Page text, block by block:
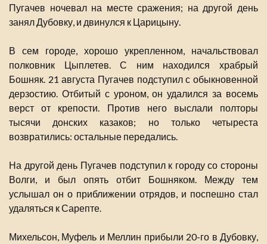
Пугачев ночевал на месте сражения; на другой день
занял Дубовку, и двинулся к Царицыну.
В сем городе, хорошо укрепленном, начальствовал
полковник Цыплетев. С ним находился храбрый
Бошняк. 21 августа Пугачев подступил с обыкновенной
дерзостию. Отбитый с уроном, он удалился за восемь
верст от крепости. Против него выслали полторы
тысячи донских казаков; но только четыреста
возвратились: остальные передались.
На другой день Пугачев подступил к городу со стороны
Волги, и был опять отбит Бошняком. Между тем
услышал он о приближении отрядов, и поспешно стал
удаляться к Сарепте.
Михельсон, Муфель и Меллин прибыли 20-го в Дубовку,